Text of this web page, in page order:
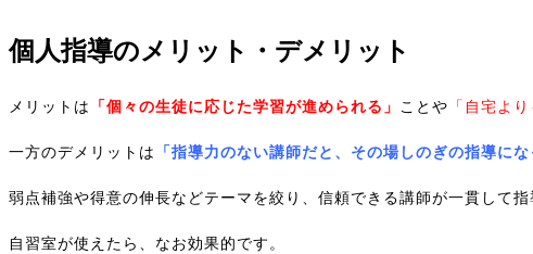
個人指導のメリット・デメリット
メリットは 「個々の生徒に応じた学習が進められる」 ことや 「自宅よ
一方のデメリットは 「指導力のない講師だと、その場しのぎの指導に
弱点補強や得意の伸長などテーマを絞り、信頼できる講師が一貫して
自習室が使えたら、なお効果的です。